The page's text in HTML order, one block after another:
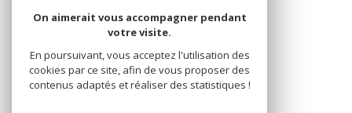
AGENCE DE LA MAIRIE
210 Boulevard Henri Barbusse
On aimerait vous accompagner pendant
votre visite.
En poursuivant, vous acceptez l'utilisation des
cookies par ce site, afin de vous proposer des
contenus adaptés et réaliser des statistiques !